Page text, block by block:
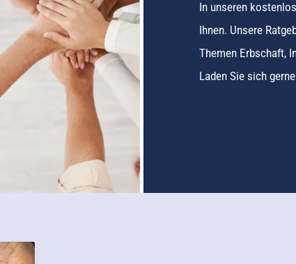
In unseren
Ihnen. Unsere
Themen Erbschaft,
Laden Sie sich